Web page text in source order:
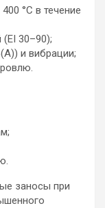
°C в течение
(EI 30–90);
и вибрации;
заносы при